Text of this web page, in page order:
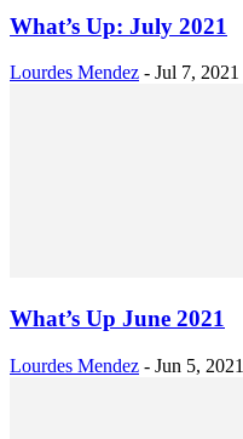
What’s Up: July 2021
Lourdes Mendez - Jul 7, 2021
What’s Up June 2021
Lourdes Mendez - Jun 5, 2021